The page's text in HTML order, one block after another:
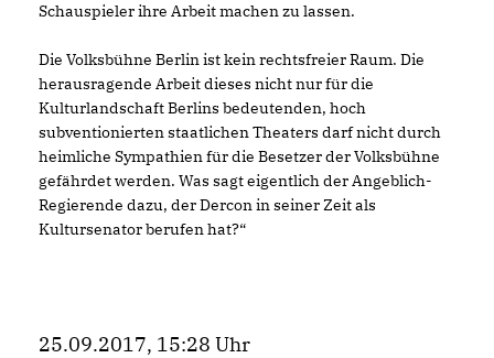
Schauspieler ihre Arbeit machen zu lassen.
Die Volksbühne Berlin ist kein rechtsfreier Raum. Die
herausragende Arbeit dieses nicht nur für die
Kulturlandschaft Berlins bedeutenden, hoch
subventionierten staatlichen Theaters darf nicht durch
heimliche Sympathien für die Besetzer der Volksbühne
gefährdet werden. Was sagt eigentlich der Angeblich-
Regierende dazu, der Dercon in seiner Zeit als
Kultursenator berufen hat?“
25.09.2017, 15:28 Uhr